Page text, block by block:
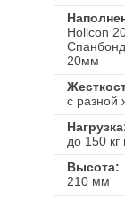
Hollcon
20мм
с разной
Нагрузка
до 150
Высота
210 мм